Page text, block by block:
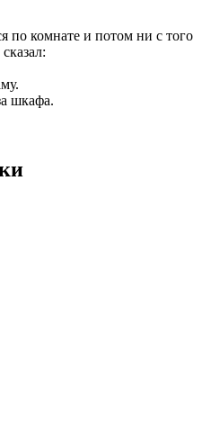
по комнате и потом ни с того
шкафа.